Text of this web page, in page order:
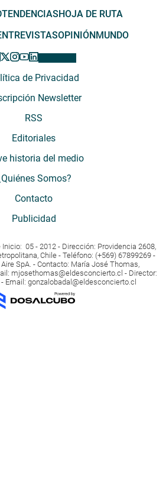
TENDENCIASHOJA DE RUTA
OPINIÓNMUNDO
de Privacidad
Newsletter
RSS
Editoriales
historia del medio
Somos?
Contacto
Publicidad
05 - 2012 - Dirección: Providencia 2608,
Chile - Teléfono: (+569) 67899269 -
SpA. - Contacto: María José Thomas,
mjosethomas@eldesconcierto.cl - Director:
Email: gonzalobadal@eldesconcierto.cl